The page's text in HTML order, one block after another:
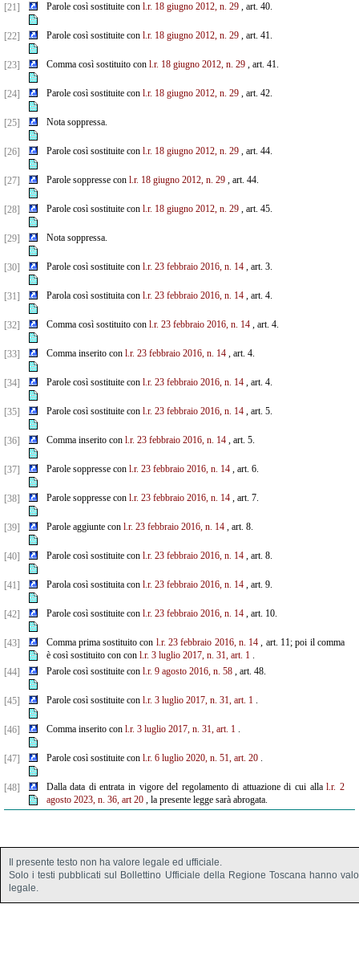
[21] Parole così sostituite con l.r. 18 giugno 2012, n. 29, art. 40.
[22] Parole così sostituite con l.r. 18 giugno 2012, n. 29, art. 41.
[23] Comma così sostituito con l.r. 18 giugno 2012, n. 29, art. 41.
[24] Parole così sostituite con l.r. 18 giugno 2012, n. 29, art. 42.
[25] Nota soppressa.
[26] Parole così sostituite con l.r. 18 giugno 2012, n. 29, art. 44.
[27] Parole soppresse con l.r. 18 giugno 2012, n. 29, art. 44.
[28] Parole così sostituite con l.r. 18 giugno 2012, n. 29, art. 45.
[29] Nota soppressa.
[30] Parole così sostituite con l.r. 23 febbraio 2016, n. 14, art. 3.
[31] Parola così sostituita con l.r. 23 febbraio 2016, n. 14, art. 4.
[32] Comma così sostituito con l.r. 23 febbraio 2016, n. 14, art. 4.
[33] Comma inserito con l.r. 23 febbraio 2016, n. 14, art. 4.
[34] Parole così sostituite con l.r. 23 febbraio 2016, n. 14, art. 4.
[35] Parole così sostituite con l.r. 23 febbraio 2016, n. 14, art. 5.
[36] Comma inserito con l.r. 23 febbraio 2016, n. 14, art. 5.
[37] Parole soppresse con l.r. 23 febbraio 2016, n. 14, art. 6.
[38] Parole soppresse con l.r. 23 febbraio 2016, n. 14, art. 7.
[39] Parole aggiunte con l.r. 23 febbraio 2016, n. 14, art. 8.
[40] Parole così sostituite con l.r. 23 febbraio 2016, n. 14, art. 8.
[41] Parola così sostituita con l.r. 23 febbraio 2016, n. 14, art. 9.
[42] Parole così sostituite con l.r. 23 febbraio 2016, n. 14, art. 10.
[43] Comma prima sostituito con l.r. 23 febbraio 2016, n. 14 , art. 11; poi il comma
è così sostituito con con l.r. 3 luglio 2017, n. 31, art. 1.
[44]
Parole così sostituite con l.r. 9 agosto 2016, n. 58, art. 48.
[45] Parole così sostituite con l.r. 3 luglio 2017, n. 31, art. 1.
[46] Comma inserito con l.r. 3 luglio 2017, n. 31, art. 1.
[47] Parole così sostituite con l.r. 6 luglio 2020, n. 51, art. 20.
[48] Dalla data di entrata in vigore del regolamento di attuazione di cui allal.r. 2
agosto 2023, n. 36, art 20, la presente legge sarà abrogata.
Il presente testo non ha valore legale ed ufficiale.
Solo i testi pubblicati sul Bollettino Ufficiale della Regione Toscana hanno
legale.